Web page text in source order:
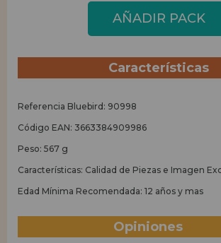
AÑADIR PACK
Características
Referencia Bluebird: 90998
Código EAN: 3663384909986
Peso: 567 g
Características: Calidad de Piezas e Imagen
Edad Mínima Recomendada: 12 años y mas
Opiniones